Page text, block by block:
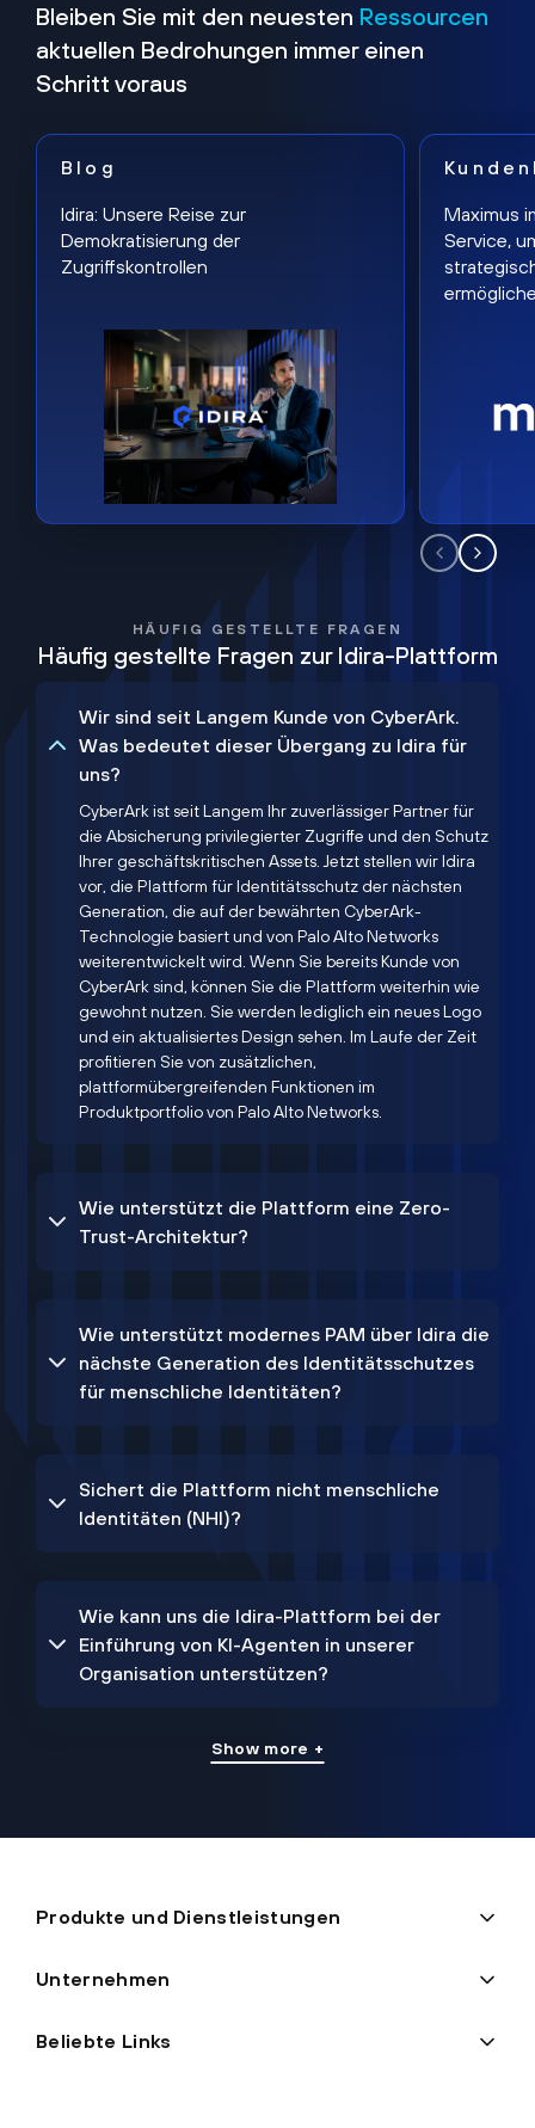
Bleiben Sie mit den neuesten Ressourcen
aktuellen Bedrohungen immer einen
Schritt voraus
Blog
Idira: Unsere Reise zur
Demokratisierung der
Zugriffskontrollen
Maximus
Service,
HÄUFIG GESTELLTE FRAGEN
Häufig gestellte Fragen zur Idira-Plattform
Wir sind seit Langem Kunde von CyberArk.
Was bedeutet dieser Übergang zu Idira für
uns?
CyberArk ist seit Langem Ihr zuverlässiger Partner für
die Absicherung privilegierter Zugriffe und den Schutz
Ihrer geschäftskritischen Assets. Jetzt stellen wir Idira
vor, die Plattform für Identitätsschutz der nächsten
Generation, die auf der bewährten CyberArk-
Technologie basiert und von Palo Alto Networks
weiterentwickelt wird. Wenn Sie bereits Kunde von
CyberArk sind, können Sie die Plattform weiterhin wie
gewohnt nutzen. Sie werden lediglich ein neues Logo
und ein aktualisiertes Design sehen. Im Laufe der Zeit
profitieren Sie von zusätzlichen,
plattformübergreifenden Funktionen im
Produktportfolio von Palo Alto Networks.
Wie unterstützt die Plattform eine Zero-
Trust-Architektur?
Wie unterstützt modernes PAM über Idira die
nächste Generation des Identitätsschutzes
für menschliche Identitäten?
Sichert die Plattform nicht menschliche
Identitäten (NHI)?
Wie kann uns die Idira-Plattform bei der
Einführung von KI-Agenten in unserer
Organisation unterstützen?
Show more +
Produkte und Dienstleistungen
Unternehmen
Beliebte Links